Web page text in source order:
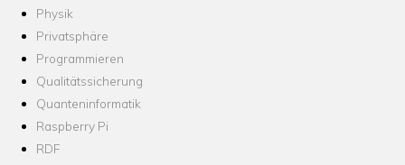
Physik
Privatsphäre
Programmieren
Qualitätssicherung
Quanteninformatik
Raspberry Pi
RDF